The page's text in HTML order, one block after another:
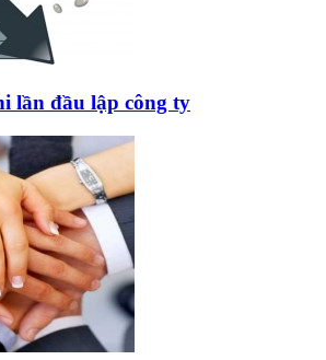
lần đầu lập công ty